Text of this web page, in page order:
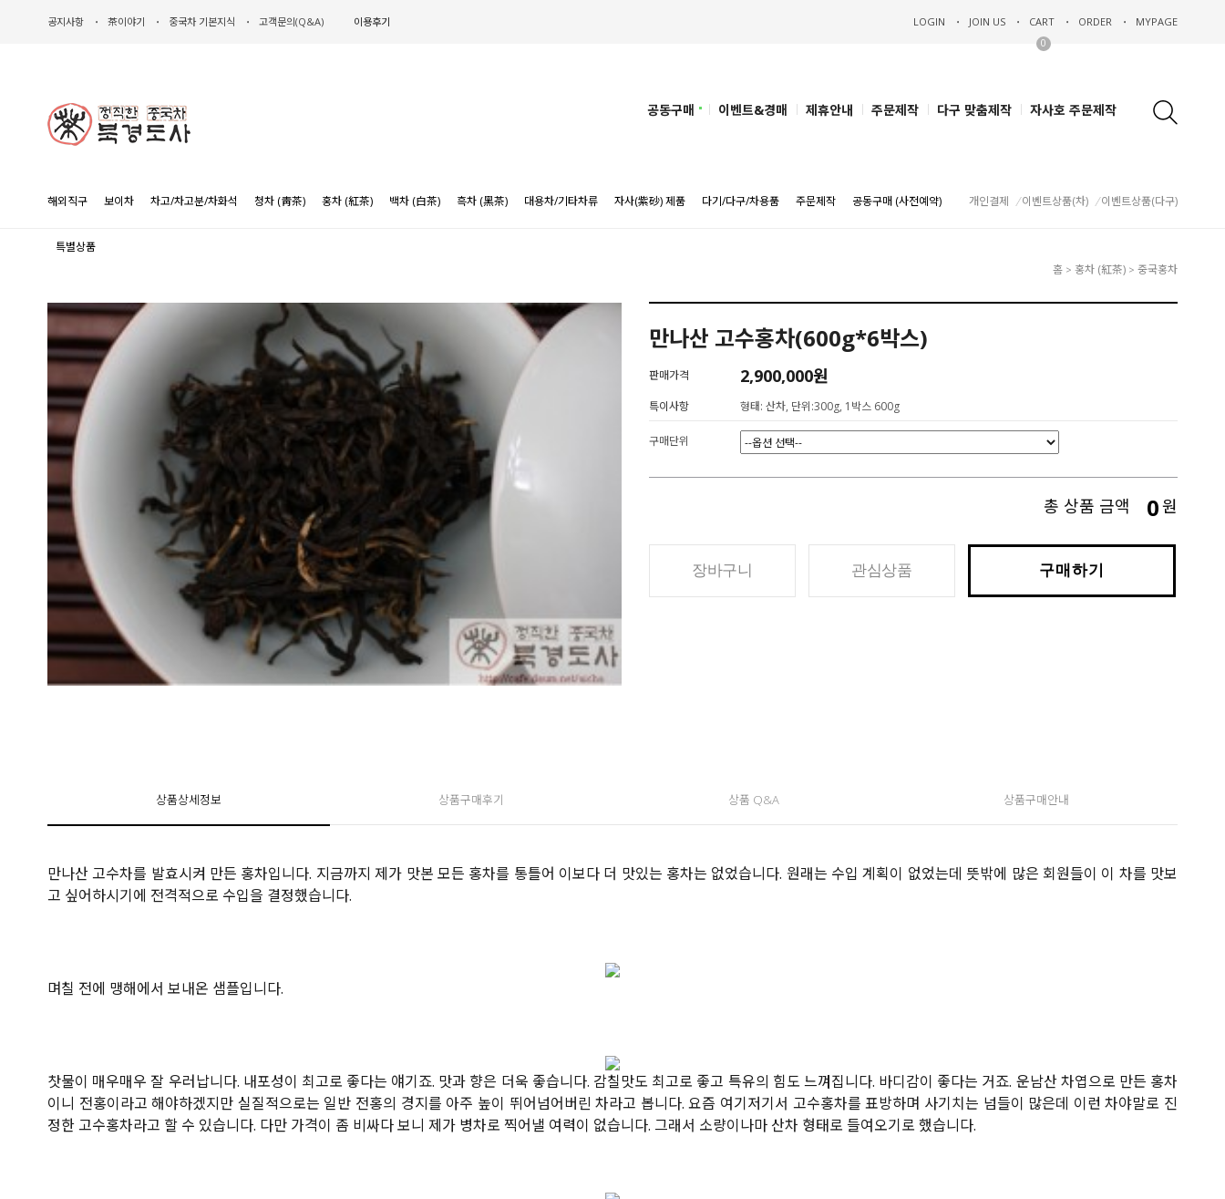
공지사항 茶이야기 중국차 기본지식 고객문의(Q&A) 이용후기 LOGIN JOIN US
CART
0
ORDER MYPAGE
공동구매 이벤트&경매 제휴안내 주문제작 다구 맞춤제작 자사호 주문제작
해외직구 보이차 차고/차고분/차화석 청차 (靑茶) 홍차 (紅茶) 백차 (白茶) 흑차 (黑茶) 대용차/기타차류 자사(紫砂) 제품 다기/다구/차용품 주문제작 공동구매 (사전예약)
특별상품
개인결제 이벤트상품(차) 이벤트상품(다구)
홈 > 홍차 (紅茶) > 중국홍차
만나산 고수홍차(600g*6박스)
판매가격 2,900,000원
특이사항 형태: 산차, 단위:300g, 1박스 600g
구매단위
총 상품 금액 0원
장바구니 관심상품 구매하기
상품상세정보 상품구매후기 상품 Q&A 상품구매안내
만나산 고수차를 발효시켜 만든 홍차입니다. 지금까지 제가 맛본 모든 홍차를 통틀어 이보다 더 맛있는 홍차는 없었습니다. 원래는 수입 계획이 없었는데 뜻밖에 많은 회원들이 이 차를 맛보
고 싶어하시기에 전격적으로 수입을 결정했습니다.
며칠 전에 맹해에서 보내온 샘플입니다.
찻물이 매우매우 잘 우러납니다. 내포성이 최고로 좋다는 얘기죠. 맛과 향은 더욱 좋습니다. 감칠맛도 최고로 좋고 특유의 힘도 느껴집니다. 바디감이 좋다는 거죠. 운남산 차엽으로 만든 홍차
이니 전홍이라고 해야하겠지만 실질적으로는 일반 전홍의 경지를 아주 높이 뛰어넘어버린 차라고 봅니다. 요즘 여기저기서 고수홍차를 표방하며 사기치는 넘들이 많은데 이런 차야말로 진
정한 고수홍차라고 할 수 있습니다. 다만 가격이 좀 비싸다 보니 제가 병차로 찍어낼 여력이 없습니다. 그래서 소량이나마 산차 형태로 들여오기로 했습니다.